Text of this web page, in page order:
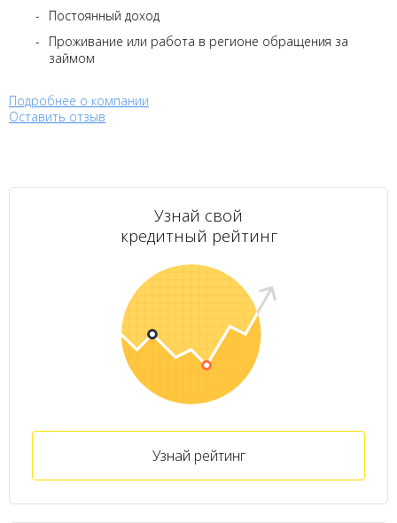
Постоянный доход
Проживание или работа в регионе обращения за
займом
Подробнее о компании
Оставить отзыв
Узнай свой
кредитный рейтинг
Узнай рейтинг